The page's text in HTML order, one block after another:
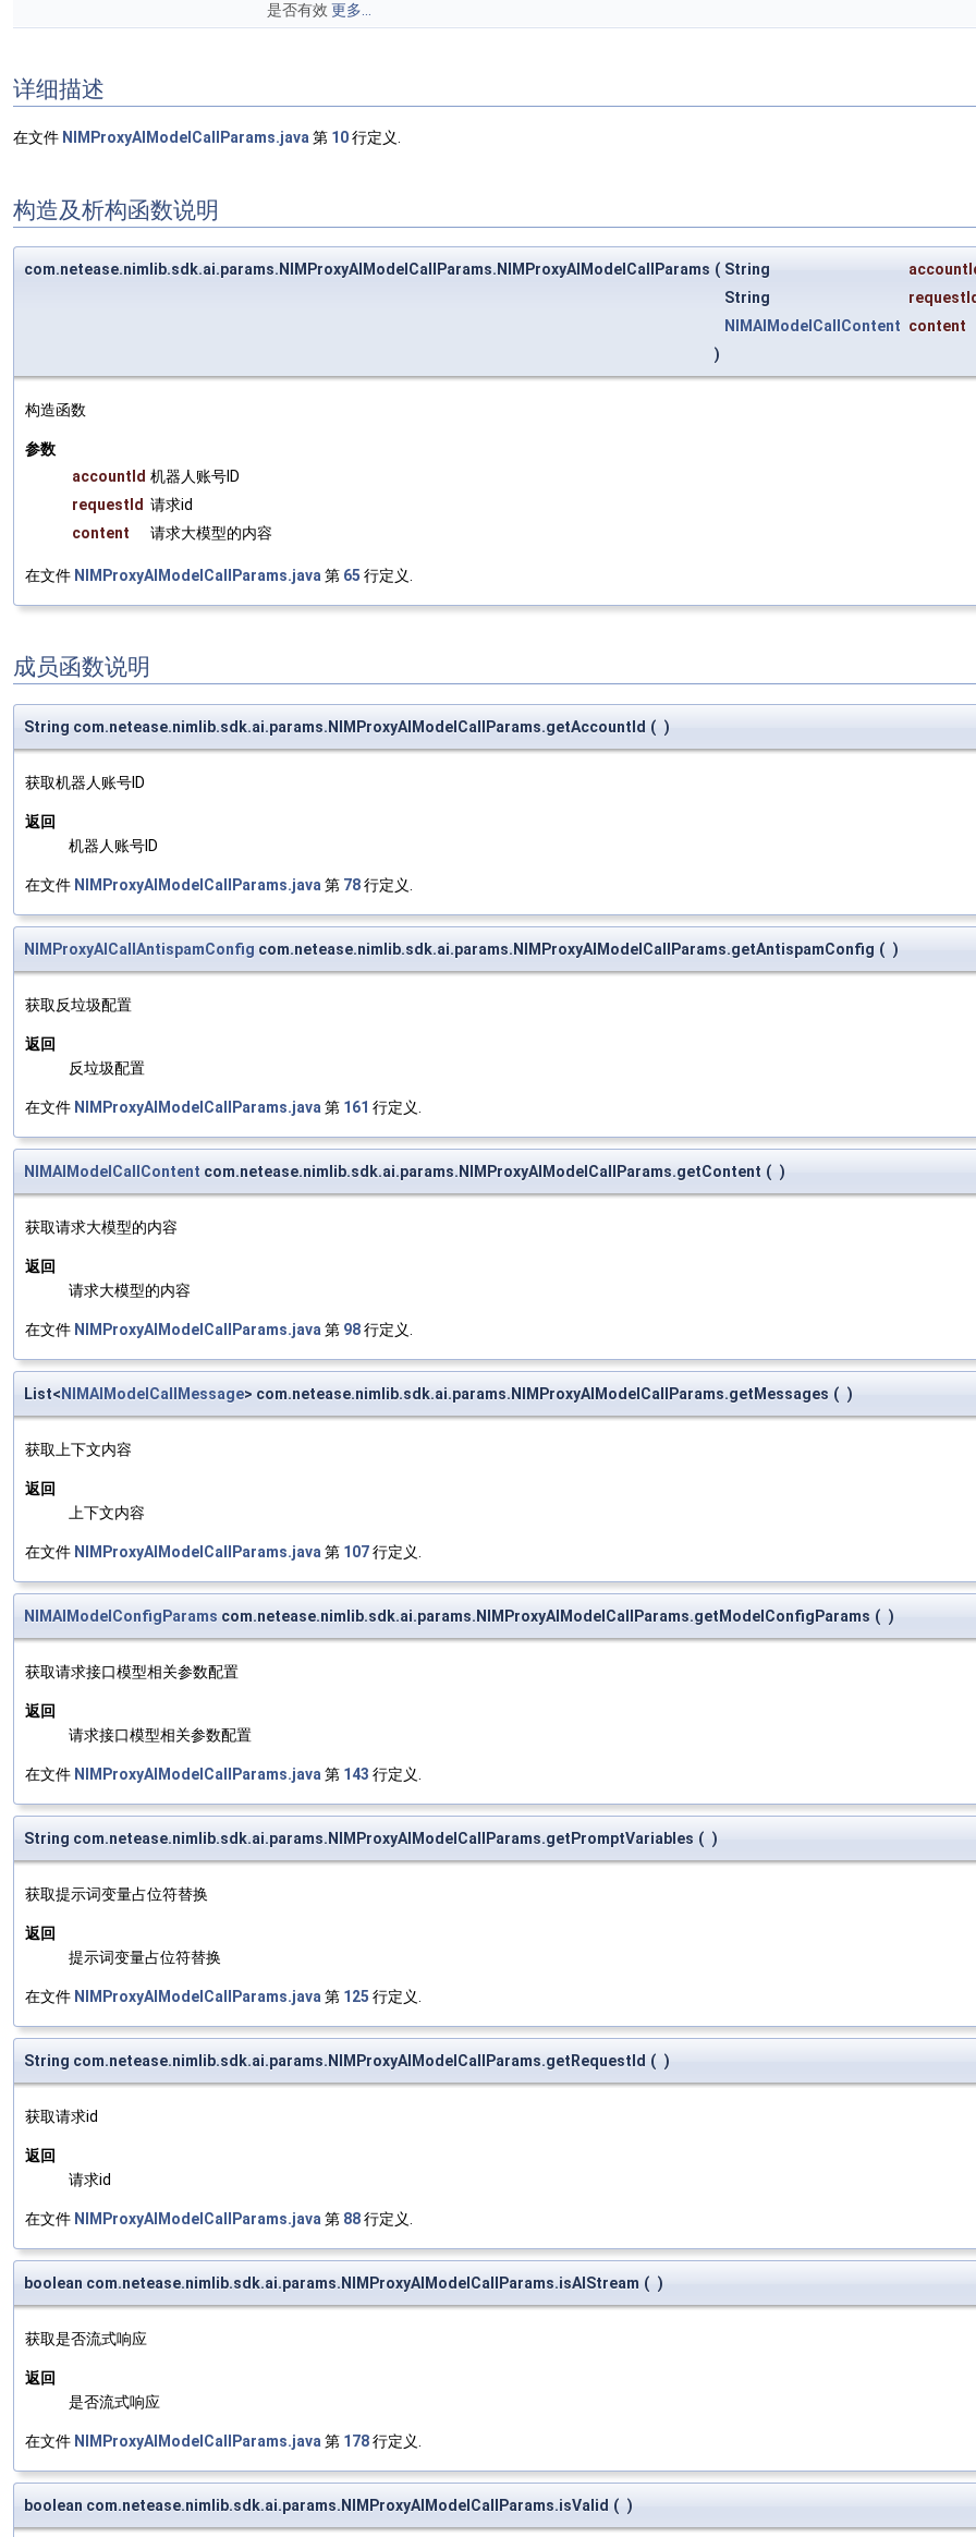
是否有效 更多...
详细描述
在文件 NIMProxyAIModelCallParams.java 第 10行定义.
构造及析构函数说明
com.netease.nimlib.sdk.ai.params.NIMProxyAIModelCallParams.NIMProxyAIModelCallParams ( String
String
NIMAIModelCallContent content
)
构造函数
参数
accountId 机器人账号ID
requestId 请求id
content
请求大模型的内容
在文件 NIMProxyAIModelCallParams.java第 65 行定义.
成员函数说明
String com.netease.nimlib.sdk.ai.params.NIMProxyAIModelCallParams.getAccountId ( )
获取机器人账号ID
返回
机器人账号ID
在文件 NIMProxyAIModelCallParams.java 第 78行定义.
NIMProxyAICallAntispamConfig com.netease.nimlib.sdk.ai.params.NIMProxyAIModelCallParams.getAntispamConfig ( )
获取反垃圾配置
返回
反垃圾配置
在文件 NIMProxyAIModelCallParams.java 第 161 行定义.
NIMAIModelCallContent com.netease.nimlib.sdk.ai.params.NIMProxyAIModelCallParams.getContent ( )
获取请求大模型的内容
返回
请求大模型的内容
在文件 NIMProxyAIModelCallParams.java 第 98行定义.
List<NIMAIModelCallMessage> com.netease.nimlib.sdk.ai.params.NIMProxyAIModelCallParams.getMessages ( )
获取上下文内容
返回
上下文内容
在文件 NIMProxyAIModelCallParams.java 第 107行定义.
NIMAIModelConfigParams com.netease.nimlib.sdk.ai.params.NIMProxyAIModelCallParams.getModelConfigParams ( )
获取请求接口模型相关参数配置
返回
请求接口模型相关参数配置
在文件 NIMProxyAIModelCallParams.java 第 143 行定义.
String com.netease.nimlib.sdk.ai.params.NIMProxyAIModelCallParams.getPromptVariables ( )
获取提示词变量占位符替换
返回
提示词变量占位符替换
在文件 NIMProxyAIModelCallParams.java 第 125 行定义.
String com.netease.nimlib.sdk.ai.params.NIMProxyAIModelCallParams.getRequestId ( )
获取请求id
返回
请求id
在文件 NIMProxyAIModelCallParams.java 第 88行定义.
boolean com.netease.nimlib.sdk.ai.params.NIMProxyAIModelCallParams.isAIStream ( )
获取是否流式响应
返回
是否流式响应
在文件 NIMProxyAIModelCallParams.java 第 178行定义.
boolean com.netease.nimlib.sdk.ai.params.NIMProxyAIModelCallParams.isValid ( )